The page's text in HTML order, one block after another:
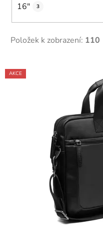
16" 3
Položek k zobrazení: 110
V
ý
AKCE